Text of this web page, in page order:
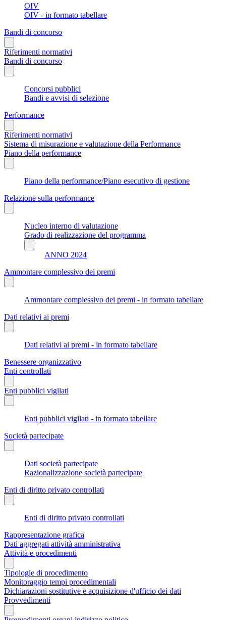
OIV
OIV - in formato tabellare
Bandi di concorso
Riferimenti normativi
Bandi di concorso
Concorsi pubblici
Bandi e avvisi di selezione
Performance
Riferimenti normativi
Sistema di misurazione e valutazione della Performance
Piano della performance
Piano della performance/Piano esecutivo di gestione
Relazione sulla performance
Nucleo interno di valutazione
Grado di realizzazione del programma
ANNO 2024
Ammontare complessivo dei premi
Ammontare complessivo dei premi - in formato tabellare
Dati relativi ai premi
Dati relativi ai premi - in formato tabellare
Benessere organizzativo
Enti controllati
Enti pubblici vigilati
Enti pubblici vigilati - in formato tabellare
Società partecipate
Dati società partecipate
Razionalizzazione società partecipate
Enti di diritto privato controllati
Enti di diritto privato controllati
Rappresentazione grafica
Dati aggregati attività amministrativa
Attività e procedimenti
Tipologie di procedimento
Monitoraggio tempi procedimentali
Dichiarazioni sostitutive e acquisizione d'ufficio dei dati
Provvedimenti